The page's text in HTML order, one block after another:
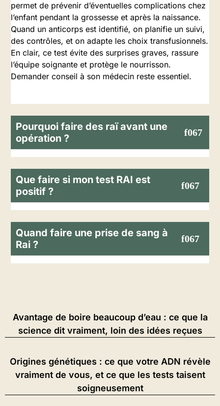
permet de prévenir d’éventuelles complications chez
l’enfant pendant la grossesse et après la naissance.
Quand un anticorps est identifié, on planifie un suivi,
des contrôles, et on adapte les choix transfusionnels.
En clair, ce test évite des surprises graves, rassure
l’équipe soignante et protège le nourrisson.
Demander conseil à son médecin reste essentiel.
Pourquoi faire des raï avant une
opération ?
Que faire si mon test RAI est
positif ?
Quand faire une prise de sang à
Rai ?
Avantage de boire beaucoup d’eau : ce que la
science dit vraiment, loin des idées reçues
Origines génétiques : ce que votre ADN révèle
vraiment de vous, et ce que les tests taisent
soigneusement